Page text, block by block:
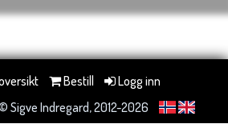
Bestill
Logg inn
Sigve Indregard, 2012-2026